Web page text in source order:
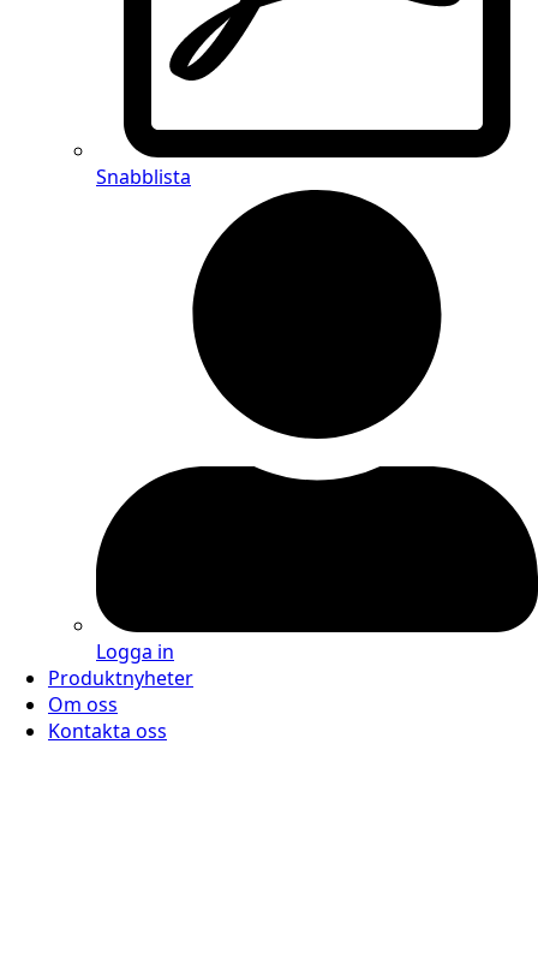
Snabblista
Logga in
Produktnyheter
Om oss
Kontakta oss